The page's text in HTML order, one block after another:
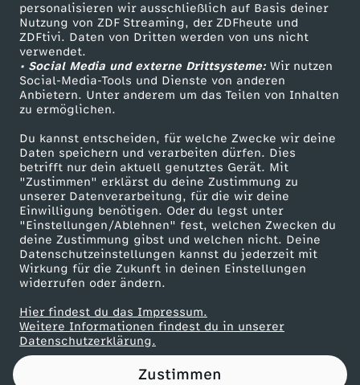
personalisieren wir ausschließlich auf Basis deiner
Nutzung von ZDF Streaming, der ZDFheute und
ZDFtivi. Daten von Dritten werden von uns nicht
verwendet.
• Social Media und externe Drittsysteme:Wir nutzen
Social-Media-Tools und Dienste von anderen
Anbietern. Unter anderem um das Teilen von Inhalten
zu ermöglichen.
Du kannst entscheiden, für welche Zwecke wir deine
Daten speichern und verarbeiten dürfen. Dies
betrifft nur dein aktuell genutztes Gerät. Mit
"Zustimmen" erklärst du deine Zustimmung zu
unserer Datenverarbeitung, für die wir deine
Einwilligung benötigen. Oder du legst unter
"Einstellungen/Ablehnen" fest, welchen Zwecken du
deine Zustimmung gibst und welchen nicht. Deine
Datenschutzeinstellungen kannst du jederzeit mit
Wirkung für die Zukunft in deinen Einstellungen
widerrufen oder ändern.
Hier findest du das Impressum.
Weitere Informationen findest du in unserer
Datenschutzerklärung.
Zustimmen
e
n
s
t
a
r
t
(
M
ä
ZDF Unternehmen
Karriere
ZDF goes Schule
Werbefernsehen
Mainzelmännchen
Partner